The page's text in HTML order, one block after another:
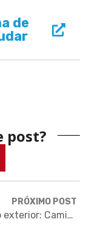
de
post?
PRÓXIMO POST
MBA no exterior: Caminho para o sucesso em tempos de incerteza